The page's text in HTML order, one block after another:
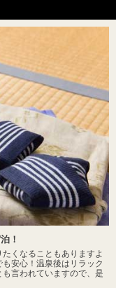
！
くなることもありますよ
安心！温泉後はリラック
言われていますので、是